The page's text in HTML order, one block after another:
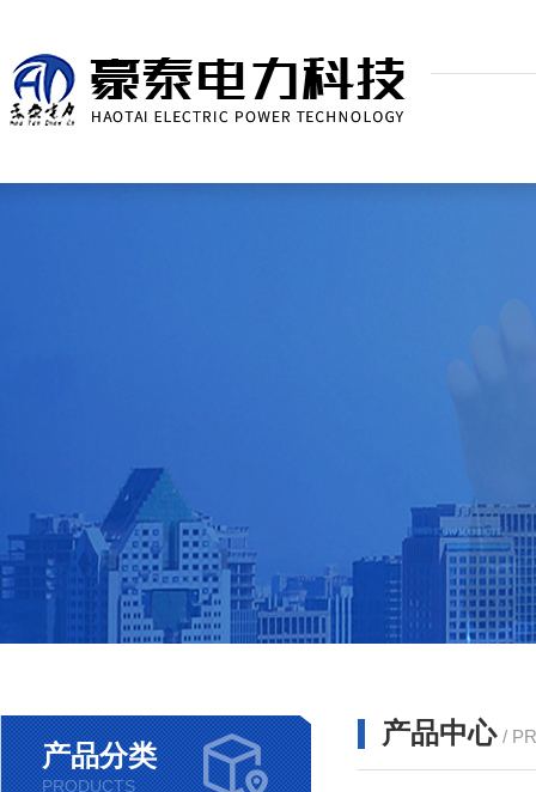
产品分类
PRODUCTS
产品中心 /